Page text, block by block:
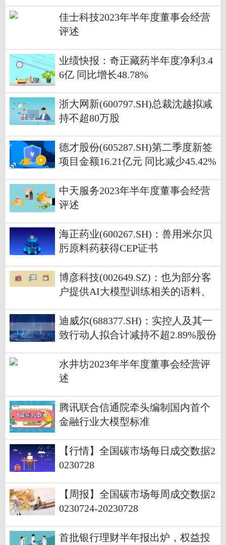
佳士科技2023年半年度董事会经营
评述
业绩快报：奇正藏药半年度净利3.4
6亿 同比增长48.78%
浙大网新(600797.SH)总裁沈越拟减
持不超80万股
德才股份(605287.SH)第二季度新签
项目金额16.21亿元 同比减少45.42%
中天服务2023年半年度董事会经营
评述
海正药业(600267.SH)：兽用米尔贝
肟原料药获得CEP证书
博彦科技(002649.SZ)：也为部分客
户提供AI大模型训练相关的语料、
迪威尔(688377.SH)：实控人及其一
致行动人拟合计减持不超2.89%股份
水井坊2023年半年度董事会经营评
述
腾讯联合信通院牵头编制国内首个
金融行业大模型标准
【行情】全国碳市场每日成交数据2
0230728
【周报】全国碳市场每周成交数据2
0230724-20230728
首批银行理财半年报出炉，权益投